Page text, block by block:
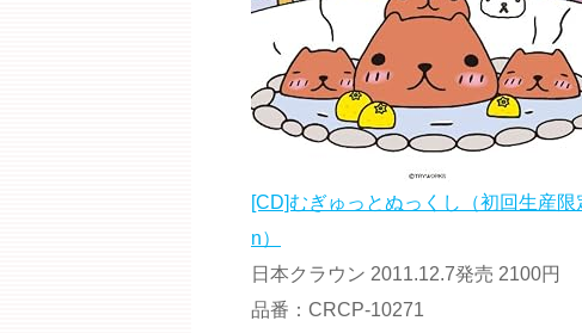
[CD]むぎゅっとぬっくし（初回生産
n）
日本クラウン 2011.12.7発売 2100円
品番：CRCP-10271